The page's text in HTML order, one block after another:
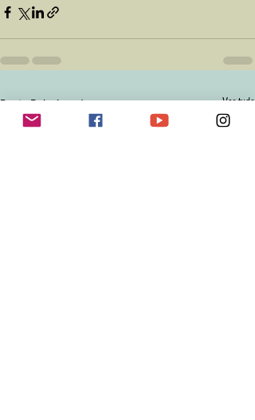
Posts Relacionados Ver tudo